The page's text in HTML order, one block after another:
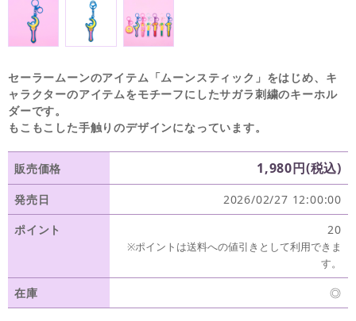
セーラームーンのアイテム「ムーンスティック」をはじめ、キ
ャラクターのアイテムをモチーフにしたサガラ刺繍のキーホル
ダーです。
もこもこした手触りのデザインになっています。
販売価格 1,980円(税込)
発売日
2026/02/27 12:00:00
ポイント
20
※ポイントは送料への値引きとして利用できま
す。
在庫 ◎